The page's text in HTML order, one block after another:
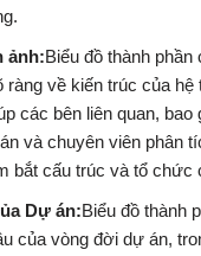
ảnh:Biểu đồ thành
ràng về kiến trúc của hệ
các bên liên quan, bao
và chuyên viên phân
bắt cấu trúc và tổ chức
Dự án:Biểu đồ thành
của vòng đời dự án,